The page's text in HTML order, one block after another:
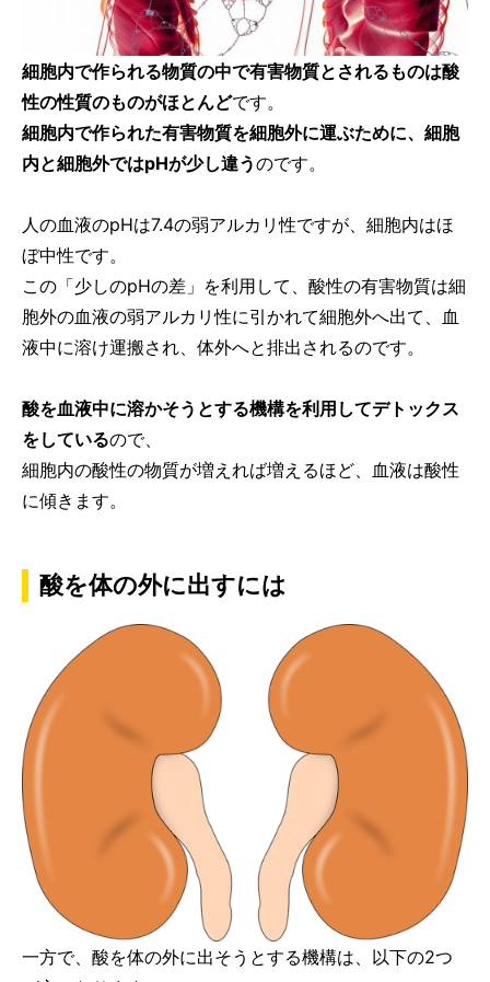
細胞内で作られる物質の中で有害物質とされるものは酸
性の性質のものがほとんどです。
細胞内で作られた有害物質を細胞外に運ぶために、細胞
内と細胞外ではpHが少し違うのです。
人の血液のpHは7.4の弱アルカリ性ですが、細胞内はほ
ぼ中性です。
この「少しのpHの差」を利用して、酸性の有害物質は細
胞外の血液の弱アルカリ性に引かれて細胞外へ出て、血
液中に溶け運搬され、体外へと排出されるのです。
酸を血液中に溶かそうとする機構を利用してデトックス
をしているので、
細胞内の酸性の物質が増えれば増えるほど、血液は酸性
に傾きます。
酸を体の外に出すには
一方で、酸を体の外に出そうとする機構は、以下の2つ